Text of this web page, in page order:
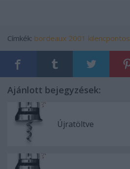
Címkék: bordeaux 2001 kilencpontos
Ajánlott bejegyzések:
Újratöltve